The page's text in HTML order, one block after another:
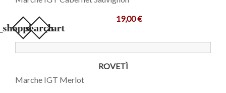
search
19,00 €
ROVETÌ
Marche IGT Merlot